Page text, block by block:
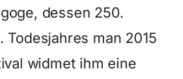
dessen 250.
man 2015
widmet ihm eine